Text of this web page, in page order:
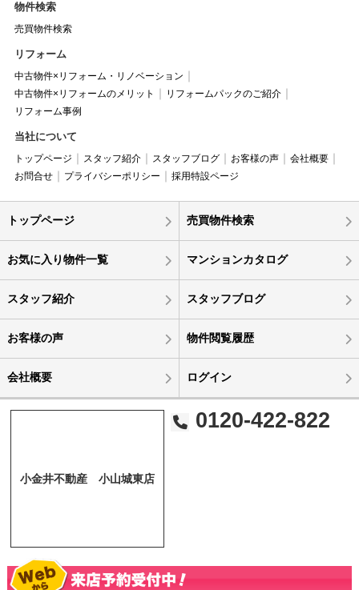
物件検索
売買物件検索
リフォーム
中古物件×リフォーム・リノベーション
中古物件×リフォームのメリット
リフォームパックのご紹介
リフォーム事例
当社について
トップページ スタッフ紹介 スタッフブログ お客様の声
会社概要
お問合せ
プライバシーポリシー 採用特設ページ
トップページ 売買物件検索
お気に入り物件一覧 マンションカタログ
スタッフ紹介 スタッフブログ
お客様の声 物件閲覧履歴
会社概要 ログイン
小金井不動産 小山城東店
0120-422-822